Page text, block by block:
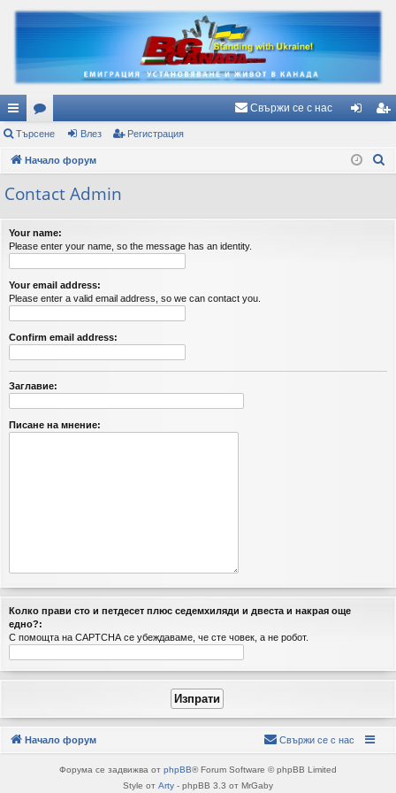
ъ
рз
и
ъз
ки
ор
ум
и
Свържи се с нас
з ис
Търсене Влез Регистрация
Начало форум
с
Contact Admin
Your name:
Please enter your name, so the message has an identity.
Your email address:
Please enter a valid email address, so we can contact you.
Confirm email address:
Заглавие:
Писане на мнение:
Колко прави cтo и пeтдeceт плюc ceдeмxиляди и двecтa и нaкрая още
едно?:
С помощта на CAPTCHA се убеждаваме, че сте човек, а не робот.
Начало форум Свържи се с нас
Форума се задвижва от phpBB® Forum Software © phpBB Limited
Style от Arty - phpBB 3.3 от MrGaby